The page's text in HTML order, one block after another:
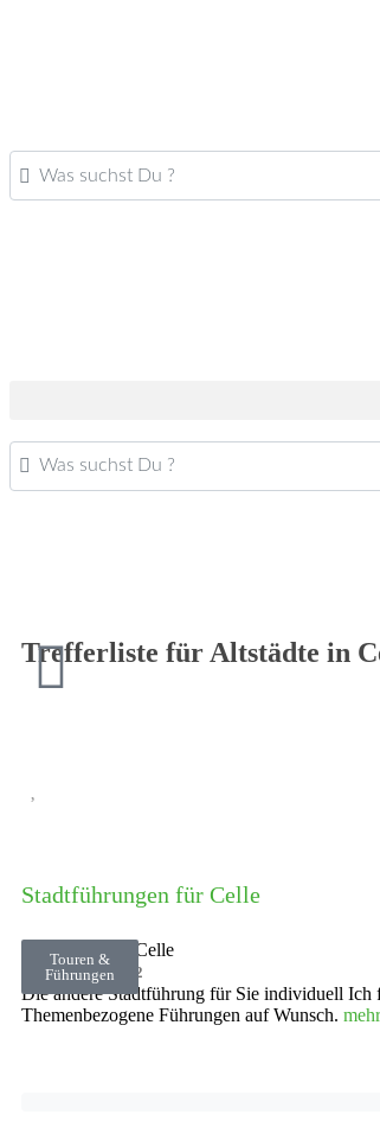
Was suchst Du ?
Was suchst Du ?
Trefferliste für Altstädte in
Stadtführungen für Celle
Touren &
Führungen
Markt 29221 Celle
0159 01713292
Die andere Stadtführung für Sie individuell
Themenbezogene Führungen auf Wunsch.